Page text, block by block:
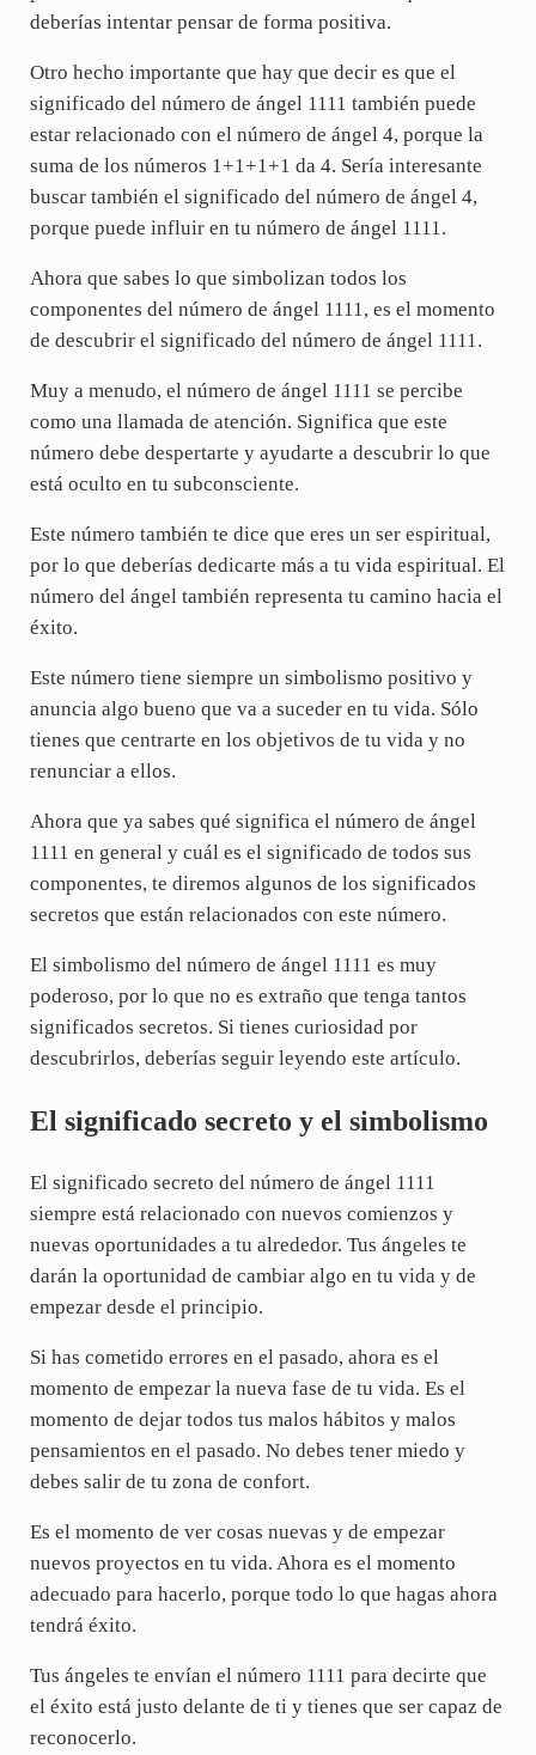
deberías intentar pensar de forma positiva.
Otro hecho importante que hay que decir es que el
significado del número de ángel 1111 también puede
estar relacionado con el número de ángel 4, porque la
suma de los números 1+1+1+1 da 4. Sería interesante
buscar también el significado del número de ángel 4,
porque puede influir en tu número de ángel 1111.
Ahora que sabes lo que simbolizan todos los
componentes del número de ángel 1111, es el momento
de descubrir el significado del número de ángel 1111.
Muy a menudo, el número de ángel 1111 se percibe
como una llamada de atención. Significa que este
número debe despertarte y ayudarte a descubrir lo que
está oculto en tu subconsciente.
Este número también te dice que eres un ser espiritual,
por lo que deberías dedicarte más a tu vida espiritual. El
número del ángel también representa tu camino hacia el
éxito.
Este número tiene siempre un simbolismo positivo y
anuncia algo bueno que va a suceder en tu vida. Sólo
tienes que centrarte en los objetivos de tu vida y no
renunciar a ellos.
Ahora que ya sabes qué significa el número de ángel
1111 en general y cuál es el significado de todos sus
componentes, te diremos algunos de los significados
secretos que están relacionados con este número.
El simbolismo del número de ángel 1111 es muy
poderoso, por lo que no es extraño que tenga tantos
significados secretos. Si tienes curiosidad por
descubrirlos, deberías seguir leyendo este artículo.
El significado secreto y el simbolismo
El significado secreto del número de ángel 1111
siempre está relacionado con nuevos comienzos y
nuevas oportunidades a tu alrededor. Tus ángeles te
darán la oportunidad de cambiar algo en tu vida y de
empezar desde el principio.
Si has cometido errores en el pasado, ahora es el
momento de empezar la nueva fase de tu vida. Es el
momento de dejar todos tus malos hábitos y malos
pensamientos en el pasado. No debes tener miedo y
debes salir de tu zona de confort.
Es el momento de ver cosas nuevas y de empezar
nuevos proyectos en tu vida. Ahora es el momento
adecuado para hacerlo, porque todo lo que hagas ahora
tendrá éxito.
Tus ángeles te envían el número 1111 para decirte que
el éxito está justo delante de ti y tienes que ser capaz de
reconocerlo.